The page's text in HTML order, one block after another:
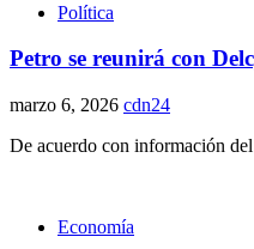
Política
Petro se reunirá con
marzo 6, 2026 cdn24
De acuerdo con información
Economía